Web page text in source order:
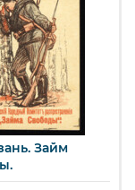
Займ